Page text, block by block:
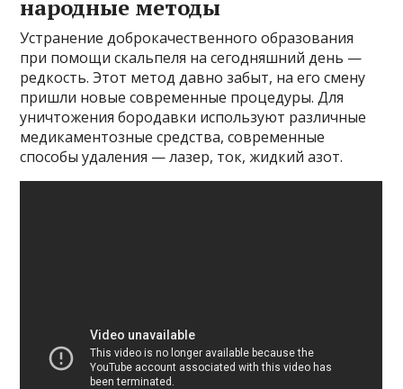
народные методы
Устранение доброкачественного образования
при помощи скальпеля на сегодняшний день —
редкость. Этот метод давно забыт, на его смену
пришли новые современные процедуры. Для
уничтожения бородавки используют различные
медикаментозные средства, современные
способы удаления — лазер, ток, жидкий азот.